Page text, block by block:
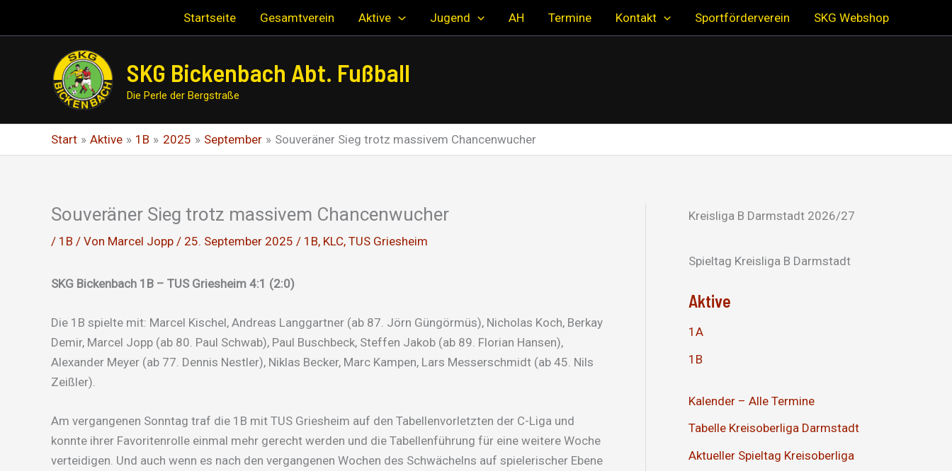
Startseite Gesamtverein Aktive Jugend AH Termine Kontakt Sportförderverein SKG Webshop
SKG Bickenbach Abt. Fußball
Die Perle der Bergstraße
Start Aktive 1B 2025 September Souveräner Sieg trotz massivem Chancenwucher
Souveräner Sieg trotz massivem Chancenwucher
/ 1B / Von Marcel Jopp / 25. September 2025 / 1B, KLC, TUS Griesheim
SKG Bickenbach 1B – TUS Griesheim 4:1 (2:0)
Die 1B spielte mit: Marcel Kischel, Andreas Langgartner (ab 87. Jörn Güngörmüs), Nicholas Koch, Berkay
Demir, Marcel Jopp (ab 80. Paul Schwab), Paul Buschbeck, Steffen Jakob (ab 89. Florian Hansen),
Alexander Meyer (ab 77. Dennis Nestler), Niklas Becker, Marc Kampen, Lars Messerschmidt (ab 45. Nils
Zeißler).
Am vergangenen Sonntag traf die 1B mit TUS Griesheim auf den Tabellenvorletzten der C-Liga und
konnte ihrer Favoritenrolle einmal mehr gerecht werden und die Tabellenführung für eine weitere Woche
verteidigen. Und auch wenn es nach den vergangenen Wochen des Schwächelns auf spielerischer Ebene
Kreisliga B Darmstadt 2026/27
Spieltag Kreisliga B Darmstadt
Aktive
1A
1B
Kalender – Alle Termine
Tabelle Kreisoberliga Darmstadt
Aktueller Spieltag Kreisoberliga